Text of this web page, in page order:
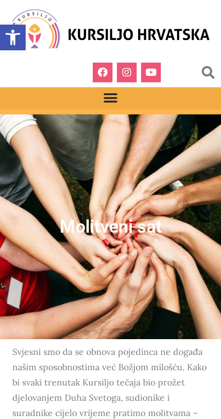
Open toolbar
Molitveni sat
Svjesni smo da se obnova pojedinca ne događa
našim sposobnostima već Božjom milošću. Kako
bi svaki trenutak Kursiljo tečaja bio prožet
djelovanjem Duha Svetoga, sudionike i
suradnike cijelo vrijeme pratimo molitvama –